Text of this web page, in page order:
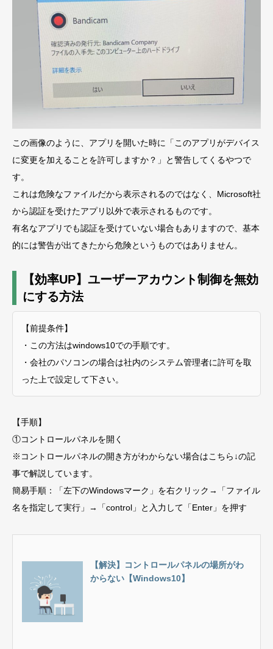
この画像のように、アプリを開いた時に「このアプリがデバイス
に変更を加えることを許可しますか？」と警告してくるやつで
す。
これは危険なファイルだから表示されるのではなく、Microsoft社
から認証を受けたアプリ以外で表示されるものです。
有名なアプリでも認証を受けていない場合もありますので、基本
的には警告が出てきたから危険というものではありません。
【効率UP】ユーザーアカウント制御を無効
にする方法
【前提条件】
・この方法はwindows10での手順です。
・会社のパソコンの場合は社内のシステム管理者に許可を取
った上で設定して下さい。
【手順】
①コントロールパネルを開く
※コントロールパネルの開き方がわからない場合はこちら↓の記
事で解説しています。
簡易手順：「左下のWindowsマーク」を右クリック→「ファイル
名を指定して実行」→「control」と入力して「Enter」を押す
【解決】コントロールパネルの場所がわ
からない【Windows10】